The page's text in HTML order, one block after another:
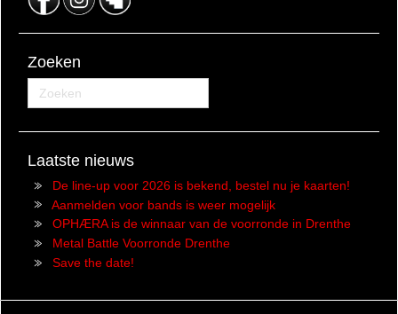
Zoeken
Laatste nieuws
De line-up voor 2026 is bekend, bestel nu je kaarten!
Aanmelden voor bands is weer mogelijk
OPHÆRA is de winnaar van de voorronde in Drenthe
Metal Battle Voorronde Drenthe
Save the date!